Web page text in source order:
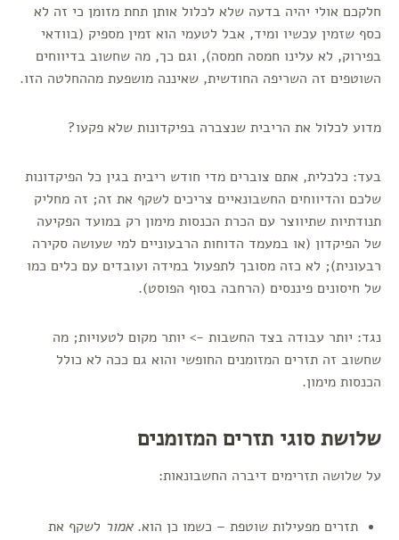
חלקכם אולי יהיה בדעה שלא לכלול אותן תחת מזומן כי זה לא
כסף שזמין עכשיו ומיד, אבל לטעמי הוא זמין מספיק (בוודאי
בפירוק, לא עלינו חמסה חמסה), וגם כך, מה שחשוב בדיווחים
השוטפים זה השריפה החודשית, שאיננה מושפעת מההחלטה הזו.
מדוע לכלול את הריבית שנצברה בפיקדונות שלא פקעו?
בעד: כלכלית, אתם צוברים מדי חודש ריבית בגין כל הפיקדונות
שלכם והדיווחים החשבונאיים צריכים לשקף את זה; זה מחליק
תנודתיות שתיווצר עם הכרת הכנסות מימון רק במועד הפקיעה
של הפיקדון (או במעמד הדוחות הרבעוניים למי שעושה סקירה
רבעונית); לא כזה מסובך לתפעול במידה ועובדים עם כלים כמו
של חיסונים פיננסים (הרחבה בסוף הפוסט).
נגד: יותר עבודה בצד החשבות -> יותר מקום לטעויות; מה
שחשוב זה תזרים המזומנים החופשי והוא גם ככה לא כולל
הכנסות מימון.
שלושת סוגי תזרים המזומנים
על שלושה תזרימים דיברה החשבונאות:
תזרים מפעילות שוטפת – כשמו כן הוא.אמור לשקף את